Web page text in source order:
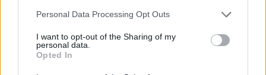
Personal Data Processing Opt Outs
I want to opt-out of the Sharing of my
personal data.
Opted In